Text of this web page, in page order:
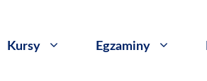
Kursy ​Egzaminy